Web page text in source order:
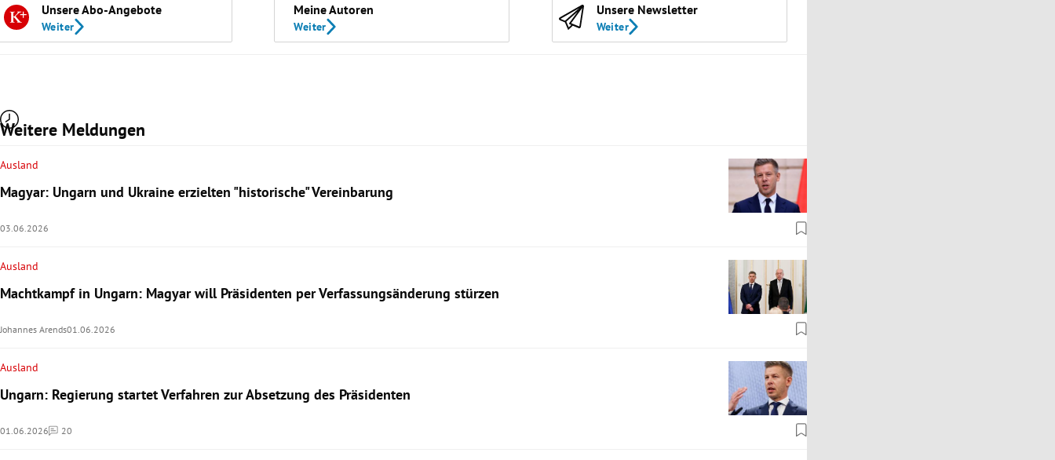
Unsere Abo-Angebote
Weiter
Meine Autoren
Weiter
Unsere Newsletter
Weiter
Weitere Meldungen
Ausland
Magyar: Ungarn und Ukraine erzielten "historische" Vereinbarung
03.06.2026
Ausland
Machtkampf in Ungarn: Magyar will Präsidenten per Verfassungsänderung stürzen
Johannes Arends01.06.2026
Ausland
Ungarn: Regierung startet Verfahren zur Absetzung des Präsidenten
01.06.2026 20
Kommentare